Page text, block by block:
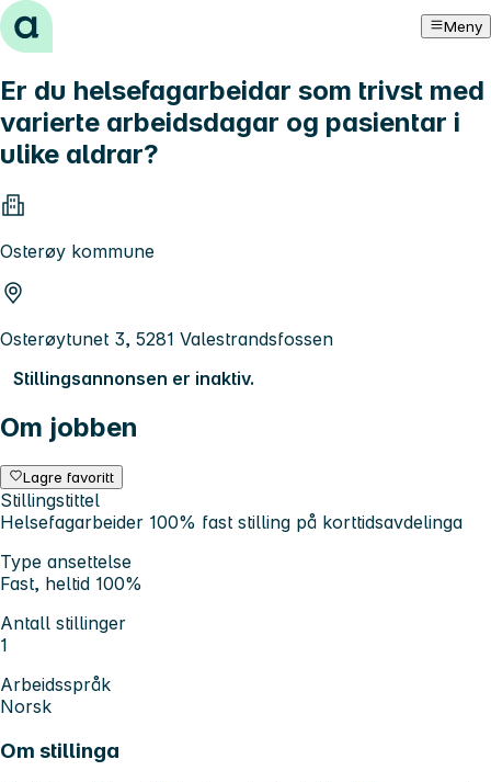
Hopp til innhold Meny
Er du helsefagarbeidar som trivst med
varierte arbeidsdagar og pasientar i
ulike aldrar?
Osterøy kommune
Osterøytunet 3, 5281 Valestrandsfossen
Stillingsannonsen er inaktiv.
Om jobben
Lagre favoritt
Stillingstittel
Helsefagarbeider 100% fast stilling på korttidsavdelinga
Type ansettelse
Fast, heltid 100%
Antall stillinger
1
Arbeidsspråk
Norsk
Om stillinga